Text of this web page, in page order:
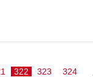
322 323 324